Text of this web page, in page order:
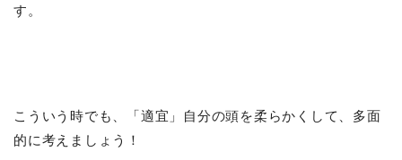
す。
こういう時でも、「適宜」自分の頭を柔らかくして、多面
的に考えましょう！